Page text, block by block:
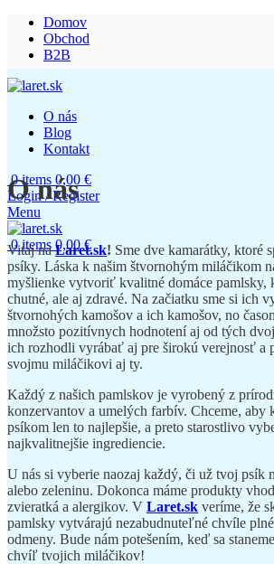
Domov
Obchod
B2B
O nás
Blog
Kontakt
0items 0,00 €
Login / Register
Menu
0items 0,00€
O nás
Vitaj naLaret.sk! Sme dve kamarátky, ktoré
psíky. Láska k našim štvornohým miláčikom
myšlienke vytvoriť kvalitné domáce pamlsky,
chutné, ale aj zdravé. Na začiatku sme si ich
štvornohých kamošov a ich kamošov, no
množsto pozitívnych hodnotení aj od tých
ich rozhodli vyrábať aj pre širokú verejnosť a
svojmu miláčikovi aj ty.
Každý z našich pamlskov je vyrobený z
konzervantov a umelých farbív. Chceme, aby
psíkom len to najlepšie, a preto starostlivo
najkvalitnejšie ingrediencie.
U nás si vyberie naozaj každý, či už tvoj psík
alebo zeleninu. Dokonca máme produkty
zvieratká a alergikov. V Laret.sk veríme, že
pamlsky vytvárajú nezabudnuteľné chvíle
odmeny. Bude nám potešením, keď sa
chvíľ tvojich miláčikov!